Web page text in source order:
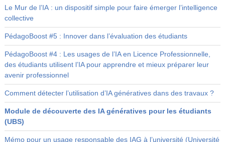
Le Mur de l’IA : un dispositif simple pour faire émerger l’intelligence
collective
PédagoBoost #5 : Innover dans l’évaluation des étudiants
PédagoBoost #4 : Les usages de l’IA en Licence Professionnelle,
des étudiants utilisent l’IA pour apprendre et mieux préparer leur
avenir professionnel
Comment détecter l’utilisation d’IA génératives dans des travaux ?
Module de découverte des IA génératives pour les étudiants
(UBS)
Mémo pour un usage responsable des IAG à l’université (Université